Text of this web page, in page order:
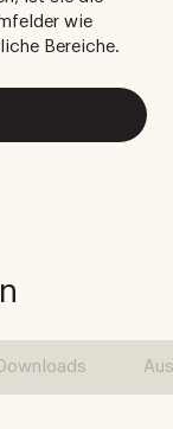
wie
Bereiche.
Downloads